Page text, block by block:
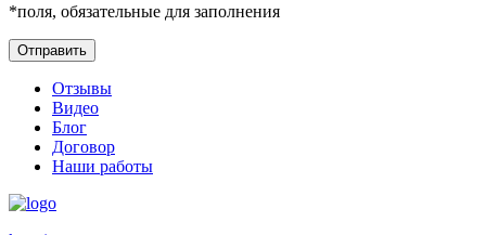
*поля, обязательные для заполнения
Отзывы
Видео
Блог
Договор
Наши работы